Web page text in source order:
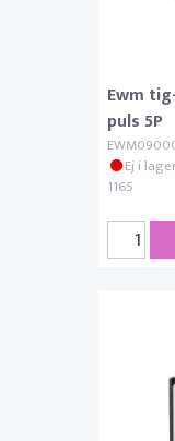
Ewm
puls 5P
Ej i
1165